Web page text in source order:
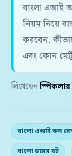
বাংলা এআই
নিয়ম নিয়ে
করবেন,
এবং কোন
লিখেছেন
বাংলা এআই কল
বাংলা ভয়েস বট